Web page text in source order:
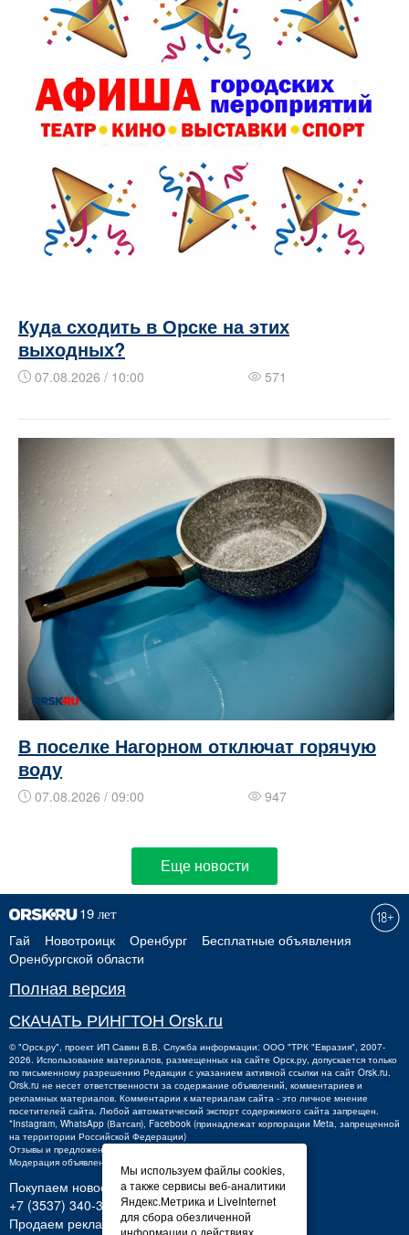
Куда сходить в Орске на этих
выходных?
07.08.2026 / 10:00 571
В поселке Нагорном отключат горячую
воду
07.08.2026 / 09:00 947
Еще новости
Гай Новотроицк Оренбург
Бесплатные объявления
Оренбургской области
Полная версия
СКАЧАТЬ РИНГТОН Orsk.ru
©"Орск.ру", проект ИП Савин В.В. Служба информации: ООО "ТРК "Евразия", 2007-
2026. Использование материалов, размещенных на сайте Орск.ру, допускается только
по письменному разрешению Редакции с указанием активной ссылки на сайт Orsk.ru.
Orsk.ru не несет ответственности за содержание объявлений, комментариев и
рекламных материалов. Комментарии к материалам сайта - это личное мнение
посетителей сайта. Любой автоматический экспорт содержимого сайта запрещен.
*Instagram, WhatsApp (Ватсап), Facebook (принадлежат корпорации Meta, запрещенной
на территории Российской Федерации)
Отзывы и предложения о работе портала:
Модерация объявлений +7 (3537) 32-71-28
Покупаем новости:
+7 (3537) 340-300,340300@orsk.ru
Продаем рекламу:
Мы используем файлы cookies,
а также сервисы веб-аналитики
Яндекс.Метрика и LiveInternet
для сбора обезличенной
информации о действиях